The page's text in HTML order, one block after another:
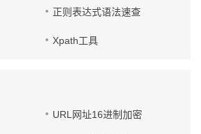
正则表达式语法速查
Xpath工具
URL网址16进制加密